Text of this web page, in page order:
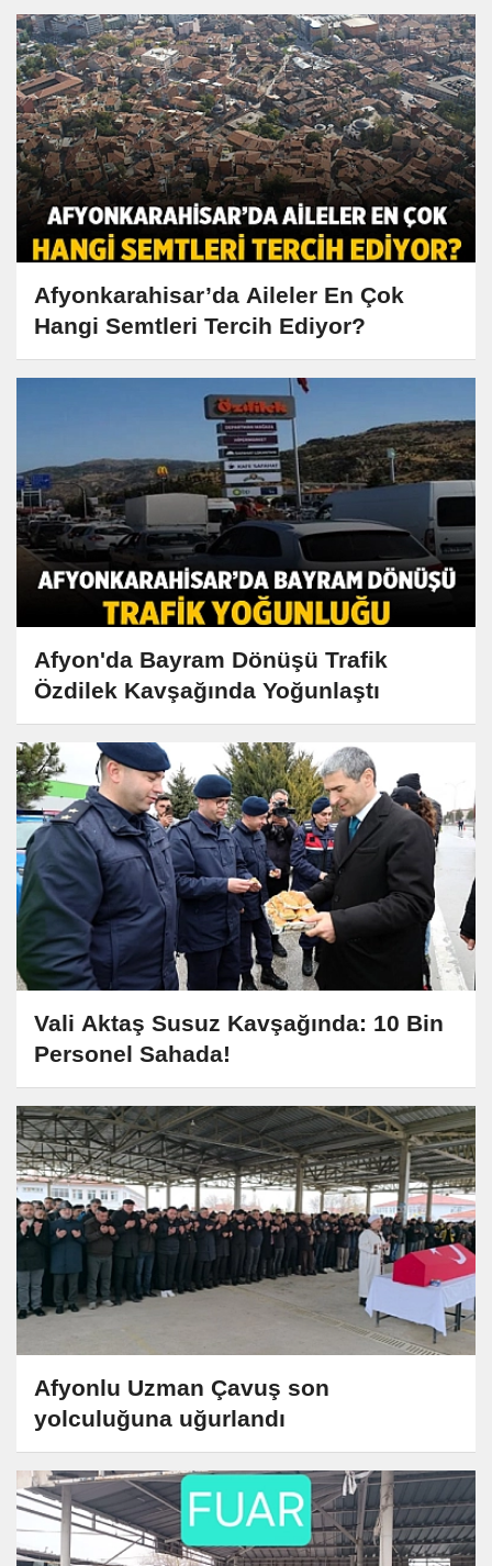
Afyonkarahisar’da Aileler En Çok
Hangi Semtleri Tercih Ediyor?
Afyon'da Bayram Dönüşü Trafik
Özdilek Kavşağında Yoğunlaştı
Vali Aktaş Susuz Kavşağında: 10 Bin
Personel Sahada!
Afyonlu Uzman Çavuş son
yolculuğuna uğurlandı